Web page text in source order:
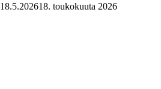
18.5.202618. toukokuuta 2026